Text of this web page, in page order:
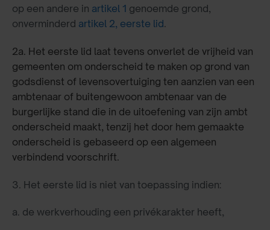
op een andere in artikel 1 genoemde grond,
onverminderd artikel 2, eerste lid.
2a. Het eerste lid laat tevens onverlet de vrijheid van
gemeenten om onderscheid te maken op grond van
godsdienst of levensovertuiging ten aanzien van een
ambtenaar of buitengewoon ambtenaar van de
burgerlijke stand die in de uitoefening van zijn ambt
onderscheid maakt, tenzij het door hem gemaakte
onderscheid is gebaseerd op een algemeen
verbindend voorschrift.
3. Het eerste lid is niet van toepassing indien:
a. de werkverhouding een privékarakter heeft,